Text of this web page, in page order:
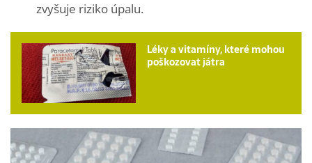
zvyšuje riziko úpalu.
Léky a vitamíny, které mohou
poškozovat játra